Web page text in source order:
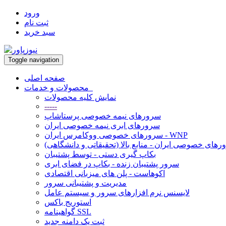
ورود
ثبت نام
سبد خرید
Toggle navigation
صفحه اصلی
نمایش کلیه محصولات
-----
سرورهای نیمه خصوصی پرستاشاپ
سرورهای ابری نیمه خصوصی ایران
سرورهای خصوصی ووکامرس ایران - WNP
خصوصی ایران - منابع بالا (تحقیقاتی و دانشگاهی)
بکاپ گیری دستی - توسط پشتیبان
سرور پشتیبان زنده - بکاپ در فضای ابری
اکوهاست - پلن های میزبانی اقتصادی
مدیریت و پشتیبانی سرور
لایسنس نرم افزارهای سرور و سیستم عامل
استوریج باکس
گواهینامه SSL
ثبت یک دامنه جدید